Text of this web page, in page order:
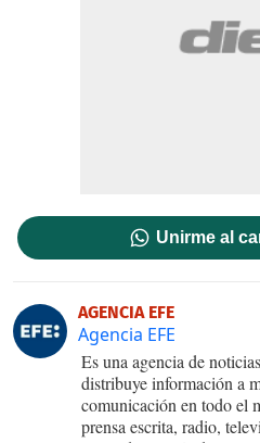
Unirme al
AGENCIA EFE
Agencia EFE
Es una agencia de
distribuye información a
comunicación en todo el
prensa escrita, radio,